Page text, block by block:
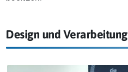
Design und Verarbeitung